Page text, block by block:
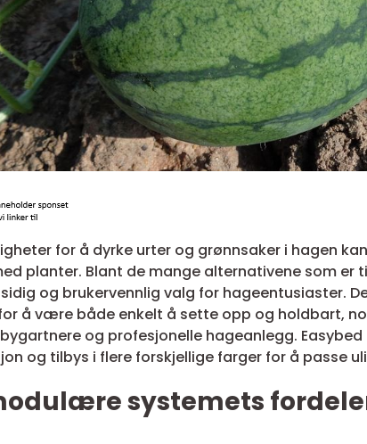
for å dyrke urter og grønnsaker i hagen
planter. Blant de mange alternativene som er
og brukervennlig valg for hageentusiaster.
å være både enkelt å sette opp og holdbart,
og profesjonelle hageanlegg.
og tilbys i flere forskjellige farger for å passe
systemets